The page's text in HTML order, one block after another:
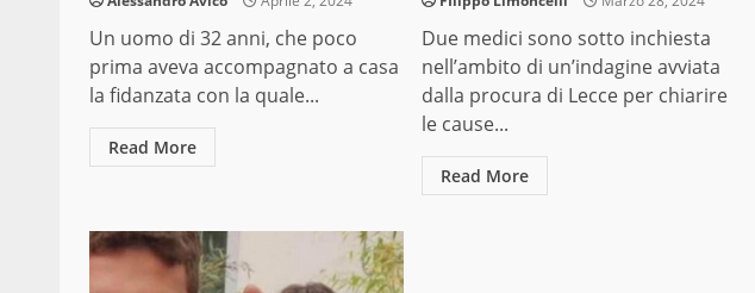
Un uomo di 32 anni, che poco
prima aveva accompagnato a casa
la fidanzata con la quale...
Read More
Due medici sono sotto inchiesta
nell’ambito di un’indagine avviata
dalla procura di Lecce per chiarire
le cause...
Read More